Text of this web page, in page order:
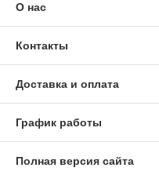
О нас
Контакты
Доставка и оплата
График работы
Полная версия сайта